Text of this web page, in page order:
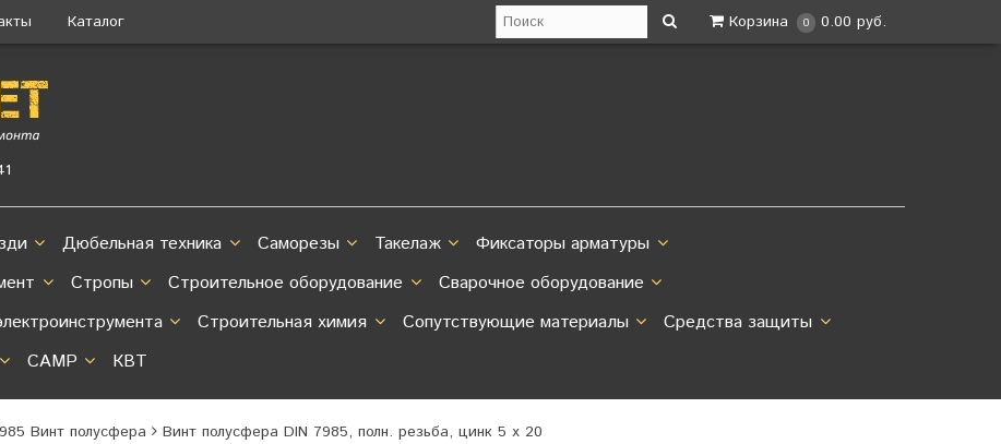
Каталог Корзина 0 0.00 руб.
Дюбельная техника Саморезы Такелаж
Фиксаторы арматуры
Стропы Строительное оборудование
Сварочное оборудование
Строительная химия Сопутствующие материалы
Средства защиты
CAMP КВТ
Винт полусфера Винт полусфера DIN 7985, полн. резьба, цинк 5 х 20